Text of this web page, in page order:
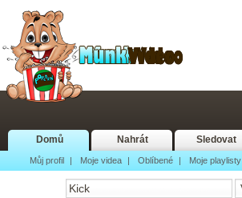
Domů Nahrát Sledovat
Můj profil | Moje videa | Oblíbené | Moje playlisty